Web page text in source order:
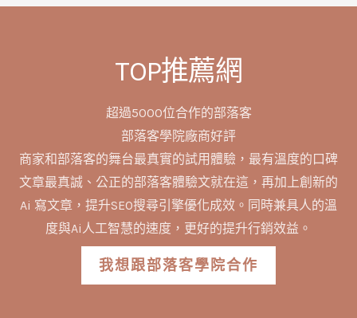
TOP推薦網
超過5000位合作的部落客
部落客學院廠商好評
商家和部落客的舞台最真實的試用體驗，最有溫度的口碑
文章最真誠、公正的部落客體驗文就在這，再加上創新的
Ai 寫文章，提升SEO搜尋引擎優化成效。同時兼具人的溫
度與Ai人工智慧的速度，更好的提升行銷效益。
我想跟部落客學院合作